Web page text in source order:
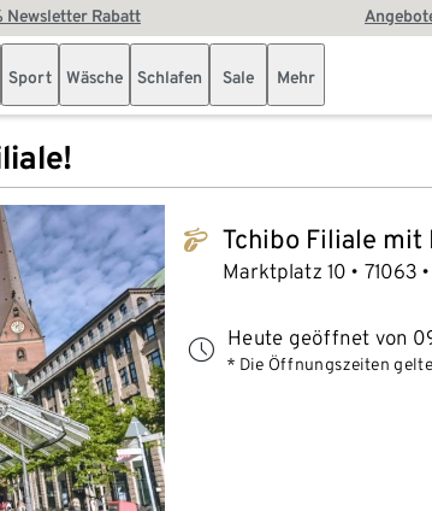
Newsletter Rabatt
Sport Wäsche Schlafen Sale Mehr
tchibo_logo Tchibo Filiale mit
Marktplatz 10 71063
Heute geöffnet von
* Die Öffnungszeiten